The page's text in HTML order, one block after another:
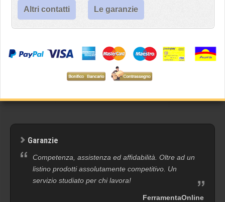
Altri contatti Le garanzie
Garanzie
Competenza, assistenza ed affidabilità. Oltre ad un
listino prodotti assolutamente competitivo. Un
servizio studiato per chi lavora!
FerramentaOnline